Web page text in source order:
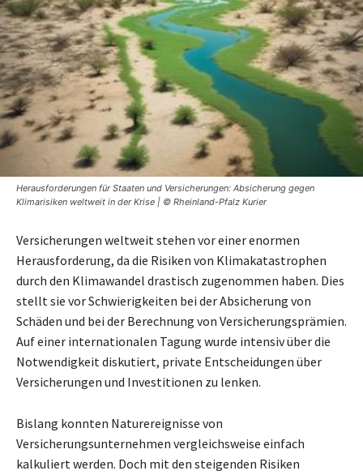
Herausforderungen für Staaten und Versicherungen: Absicherung gegen
Klimarisiken weltweit in der Krise | © Rheinland-Pfalz Kurier
Versicherungen weltweit stehen vor einer enormen
Herausforderung, da die Risiken von Klimakatastrophen
durch den Klimawandel drastisch zugenommen haben. Dies
stellt sie vor Schwierigkeiten bei der Absicherung von
Schäden und bei der Berechnung von Versicherungsprämien.
Auf einer internationalen Tagung wurde intensiv über die
Notwendigkeit diskutiert, private Entscheidungen über
Versicherungen und Investitionen zu lenken.
Bislang konnten Naturereignisse von
Versicherungsunternehmen vergleichsweise einfach
kalkuliert werden. Doch mit den steigenden Risiken